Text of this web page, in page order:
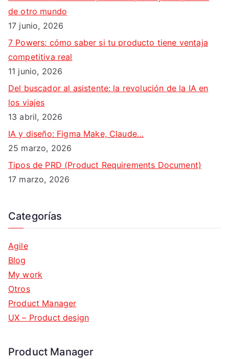
de otro mundo
17 junio, 2026
7 Powers: cómo saber si tu producto tiene ventaja
competitiva real
11 junio, 2026
Del buscador al asistente: la revolución de la IA en
los viajes
13 abril, 2026
IA y diseño: Figma Make, Claude…
25 marzo, 2026
Tipos de PRD (Product Requirements Document)
17 marzo, 2026
Categorías
Agile
Blog
My work
Otros
Product Manager
UX – Product design
Product Manager